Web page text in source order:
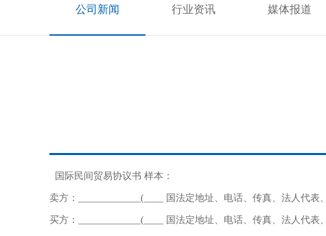
公司新闻 行业资讯 媒体报道
国际民间贸易协议书 样本：
卖方：_____________(____ 国法定地址、电话、传真、法人代表
买方：_____________(____ 国法定地址、电话、传真、法人代表